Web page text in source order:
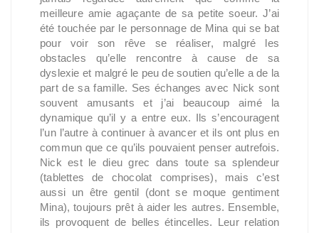
meilleure amie agaçante de sa petite soeur. J’ai
été touchée par le personnage de Mina qui se bat
pour voir son rêve se réaliser, malgré les
obstacles qu’elle rencontre à cause de sa
dyslexie et malgré le peu de soutien qu’elle a de la
part de sa famille. Ses échanges avec Nick sont
souvent amusants et j’ai beaucoup aimé la
dynamique qu’il y a entre eux. Ils s’encouragent
l’un l’autre à continuer à avancer et ils ont plus en
commun que ce qu’ils pouvaient penser autrefois.
Nick est le dieu grec dans toute sa splendeur
(tablettes de chocolat comprises), mais c’est
aussi un être gentil (dont se moque gentiment
Mina), toujours prêt à aider les autres. Ensemble,
ils provoquent de belles étincelles. Leur relation